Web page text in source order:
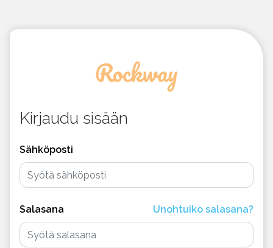
Kirjaudu sisään
Sähköposti
Salasana Unohtuiko salasana?